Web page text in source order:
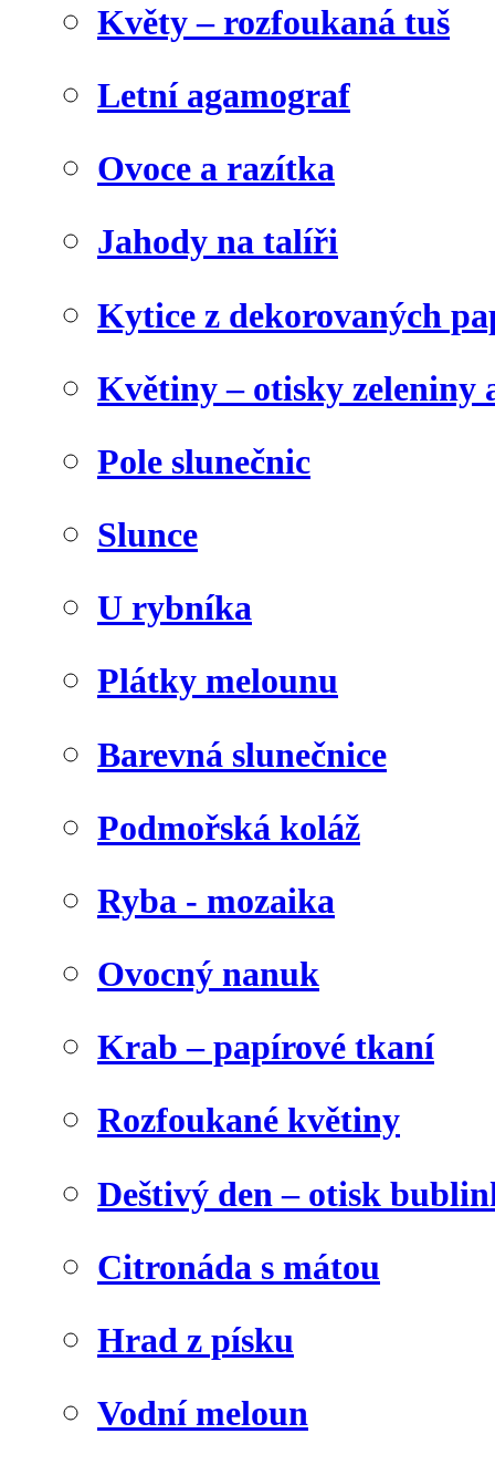
Květy – rozfoukaná tuš
Letní agamograf
Ovoce a razítka
Jahody na talíři
Kytice z dekorovaných
Květiny – otisky zeleniny
Pole slunečnic
Slunce
U rybníka
Plátky melounu
Barevná slunečnice
Podmořská koláž
Ryba - mozaika
Ovocný nanuk
Krab – papírové tkaní
Rozfoukané květiny
Deštivý den – otisk
Citronáda s mátou
Hrad z písku
Vodní meloun